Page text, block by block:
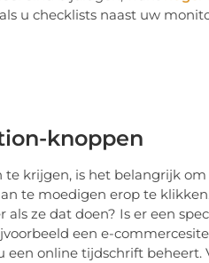
u checklists naast uw
knoppen
krijgen, is het belangrijk
te moedigen erop te
ze dat doen? Is er een
een e-
een online tijdschrift